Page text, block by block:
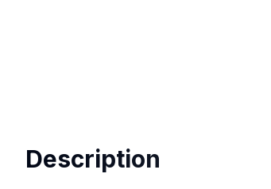
Description